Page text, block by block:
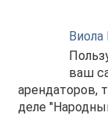
Виола
ваш
арендаторов,
деле